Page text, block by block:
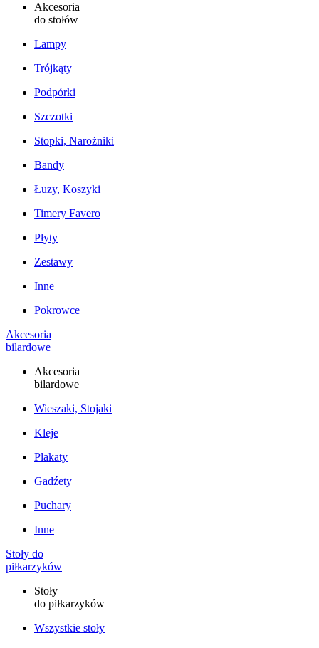
Akcesoria
do stołów
Lampy
Trójkąty
Podpórki
Szczotki
Stopki, Narożniki
Bandy
Łuzy, Koszyki
Timery Favero
Płyty
Zestawy
Inne
Pokrowce
Akcesoria
bilardowe
Akcesoria
bilardowe
Wieszaki, Stojaki
Kleje
Plakaty
Gadźety
Puchary
Inne
Stoły do
piłkarzyków
Stoły
do piłkarzyków
Wszystkie stoły